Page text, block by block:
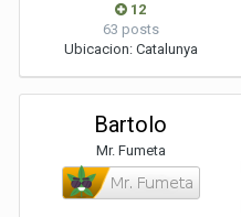
12
63 posts
Ubicacion: Catalunya
Bartolo
Mr. Fumeta